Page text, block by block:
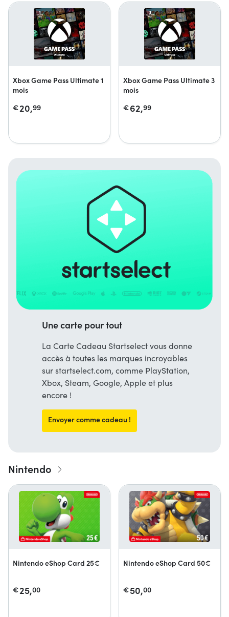
Xbox Game Pass Ultimate 1
mois
€20,99
Xbox Game Pass Ultimate 3
mois
€62,99
Une carte pour tout
La Carte Cadeau Startselect vous donne
accès à toutes les marques incroyables
sur startselect.com, comme PlayStation,
Xbox, Steam, Google, Apple et plus
encore !
Envoyer comme cadeau !
Nintendo
Nintendo eShop Card 25€
€25,00
Nintendo eShop Card 50€
€50,00